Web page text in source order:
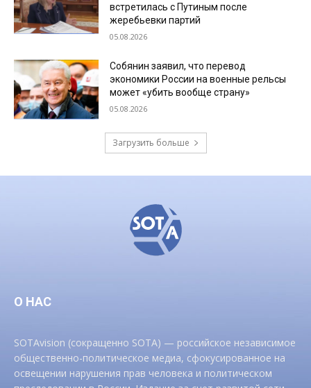
встретилась с Путиным после
жеребьевки партий
05.08.2026
Собянин заявил, что перевод
экономики России на военные рельсы
может «убить вообще страну»
05.08.2026
Загрузить больше
О НАС
SOTAvision (сокращенно SOTA) — российское независимое
общественно-политическое медиа, сфокусированное на
освещении нарушения прав человека и политическом